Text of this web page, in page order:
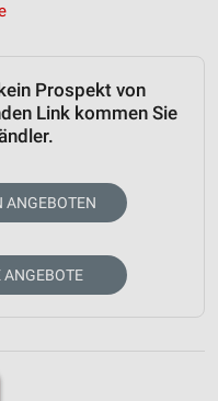
Prospekt von
Link kommen Sie
ANGEBOTEN
ANGEBOTE